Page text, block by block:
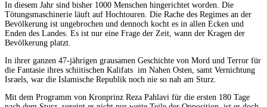
In diesem Jahr sind bisher 1000 Menschen hingerichtet worden. Die
Tötungsmaschinerie läuft auf Hochtouren. Die Rache des Regimes an der
Bevölkerung ist ungebrochen und dennoch kocht es in allen Ecken und
Enden des Landes. Es ist nur eine Frage der Zeit, wann der Kragen der
Bevölkerung platzt.
In ihrer ganzen 47-jährigen grausamen Geschichte von Mord und Terror für
die Fantasie ihres schiitischen Kalifats im Nahen Osten, samt Vernichtung
Israels, war die Islamische Republik noch nie so nah am Sturz.
Mit dem Programm von Kronprinz Reza Pahlavi für die ersten 180 Tage